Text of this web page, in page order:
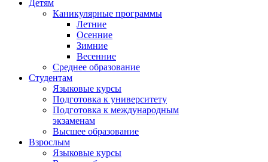
Детям
Каникулярные программы
Летние
Осенние
Зимние
Весенние
Среднее образование
Студентам
Языковые курсы
Подготовка к университету
Подготовка к международным
экзаменам
Высшее образование
Взрослым
Языковые курсы